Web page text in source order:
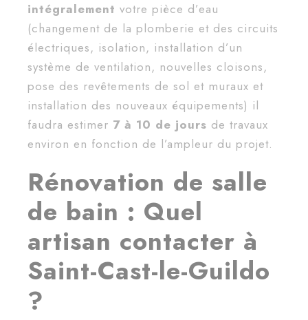
intégralement votre pièce d’eau
(changement de la plomberie et des circuits
électriques, isolation, installation d’un
système de ventilation, nouvelles cloisons,
pose des revêtements de sol et muraux et
installation des nouveaux équipements) il
faudra estimer 7 à 10 de jours de travaux
environ en fonction de l’ampleur du projet.
Rénovation de salle
de bain : Quel
artisan contacter à
Saint-Cast-le-Guildo
?